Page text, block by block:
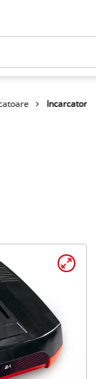
Incarcator